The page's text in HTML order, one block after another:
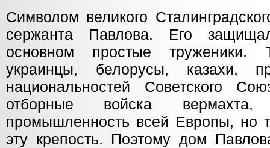
Символом великого
сержанта Павлова. Его
основном простые
украинцы, белорусы, казахи,
национальностей Советского
отборные войска
промышленность всей Европы, но
эту крепость. Поэтому дом